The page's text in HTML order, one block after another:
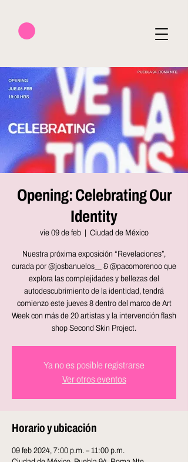
Opening: Celebrating Our
Identity
vie 09 de feb
  |
Ciudad de México
Nuestra próxima exposición “Revelaciones”,
curada por @josbanuelos__ & @pacomorenoo que
explora las complejidades y bellezas del
autodescubrimiento de la identidad, tendrá
comienzo este jueves 8 dentro del marco de Art
Week con más de 20 artistas y la intervención flash
shop Second Skin Project.
Ya no es posible registrarse
Ver otros eventos
Horario y ubicación
09 feb 2024, 7:00 p.m. – 11:00 p.m.